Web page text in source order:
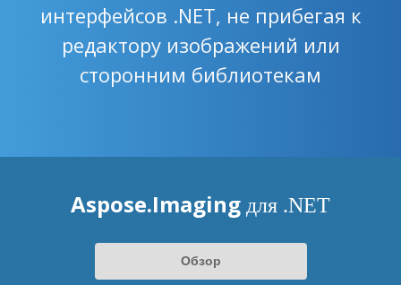
интерфейсов .NET, не прибегая к
редактору изображений или
сторонним библиотекам
Aspose.Imaging для .NET
Обзор